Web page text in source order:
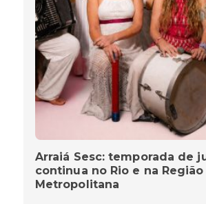
Arraiá Sesc: temporada de
continua no Rio e na Região
Metropolitana